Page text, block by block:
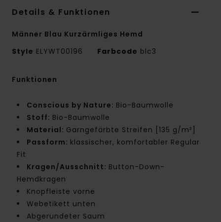
Details & Funktionen
Männer Blau Kurzärmliges Hemd
Style ELYWT00196 Farbcode blc3
Funktionen
Conscious by Nature: Bio-Baumwolle
Stoff: Bio-Baumwolle
Material: Garngefärbte Streifen [135 g/m²]
Passform: klassischer, komfortabler Regular
Fit
Kragen/Ausschnitt: Button-Down-
Hemdkragen
Knopfleiste vorne
Webetikett unten
Abgerundeter Saum